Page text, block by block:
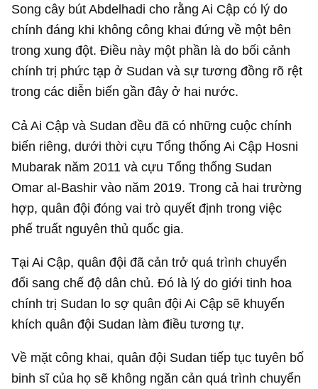
Song cây bút Abdelhadi cho rằng Ai Cập có lý do
chính đáng khi không công khai đứng về một bên
trong xung đột. Điều này một phần là do bối cảnh
chính trị phức tạp ở Sudan và sự tương đồng rõ rệt
trong các diễn biến gần đây ở hai nước.
Cả Ai Cập và Sudan đều đã có những cuộc chính
biến riêng, dưới thời cựu Tổng thống Ai Cập Hosni
Mubarak năm 2011 và cựu Tổng thống Sudan
Omar al-Bashir vào năm 2019. Trong cả hai trường
hợp, quân đội đóng vai trò quyết định trong việc
phế truất nguyên thủ quốc gia.
Tại Ai Cập, quân đội đã cản trở quá trình chuyển
đổi sang chế độ dân chủ. Đó là lý do giới tinh hoa
chính trị Sudan lo sợ quân đội Ai Cập sẽ khuyến
khích quân đội Sudan làm điều tương tự.
Về mặt công khai, quân đội Sudan tiếp tục tuyên bố
binh sĩ của họ sẽ không ngăn cản quá trình chuyển